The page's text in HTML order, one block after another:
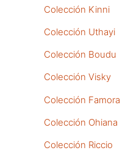
Colección Kinni
Colección Uthayi
Colección Boudu
Colección Visky
Colección Famora
Colección Ohiana
Colección Riccio